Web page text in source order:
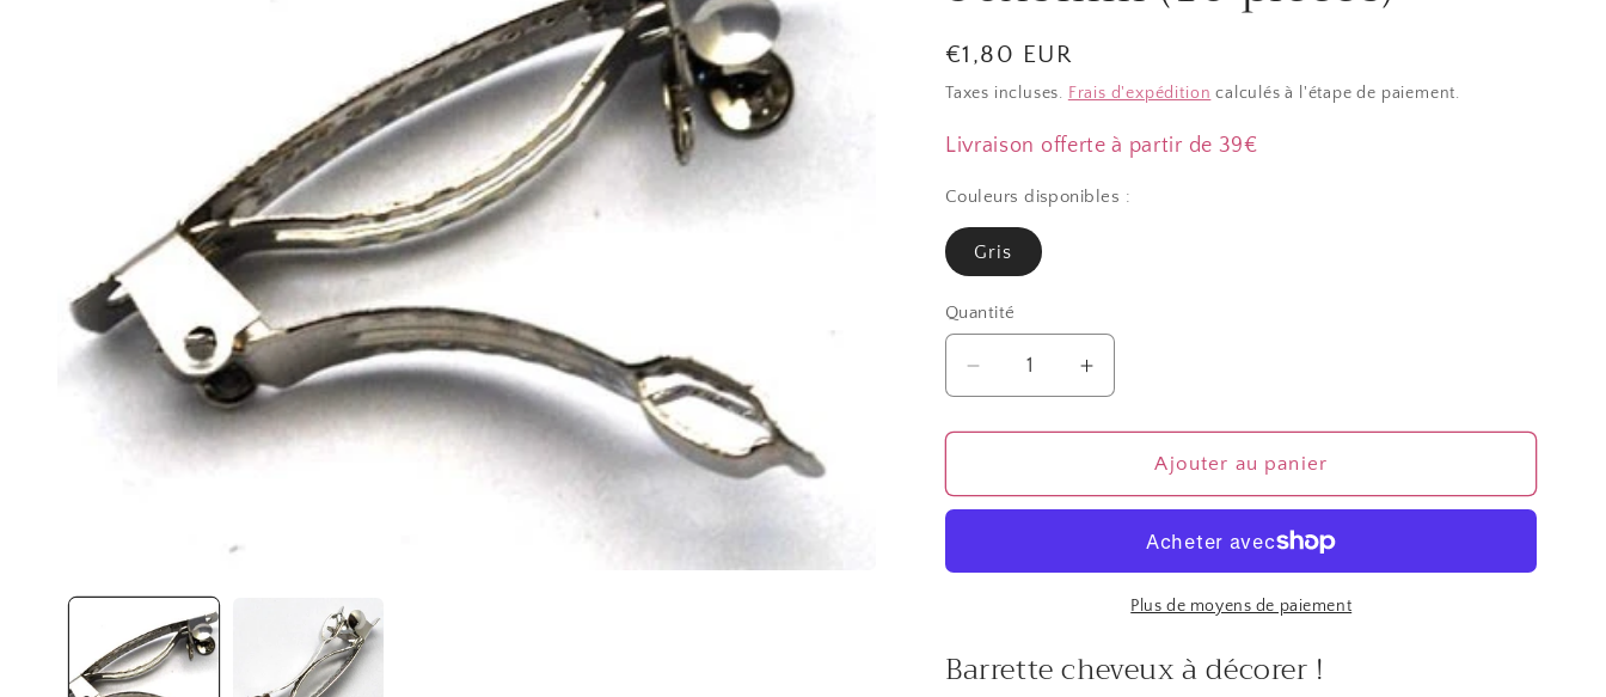
Prix
habituel
€1,80 EUR
Taxes incluses. Frais d'expédition calculés à l'étape de paiement.
Livraison offerte à partir de 39€
Couleurs disponibles :
Gris
Quantité
Quantité
Réduire
la
quantité
Barrettes
(10
Augmenter
la
quantité
Barrettes
30x5mm
(10
pièces)
Ajouter au panier
Plus de moyens de paiement
Barrette cheveux à décorer !